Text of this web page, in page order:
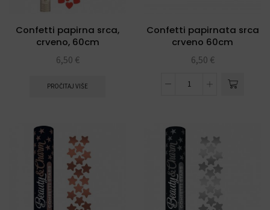
Confetti papirna srca,
crveno, 60cm
6,50 €
PROČITAJ VIŠE
Confetti papirnata srca
crveno 60cm
6,50 €